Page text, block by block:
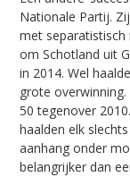
Nationale Partij.
met separatistisch
om Schotland uit
in 2014. Wel
grote
50 tegenover
haalden elk
aanhang onder
belangrijker dan